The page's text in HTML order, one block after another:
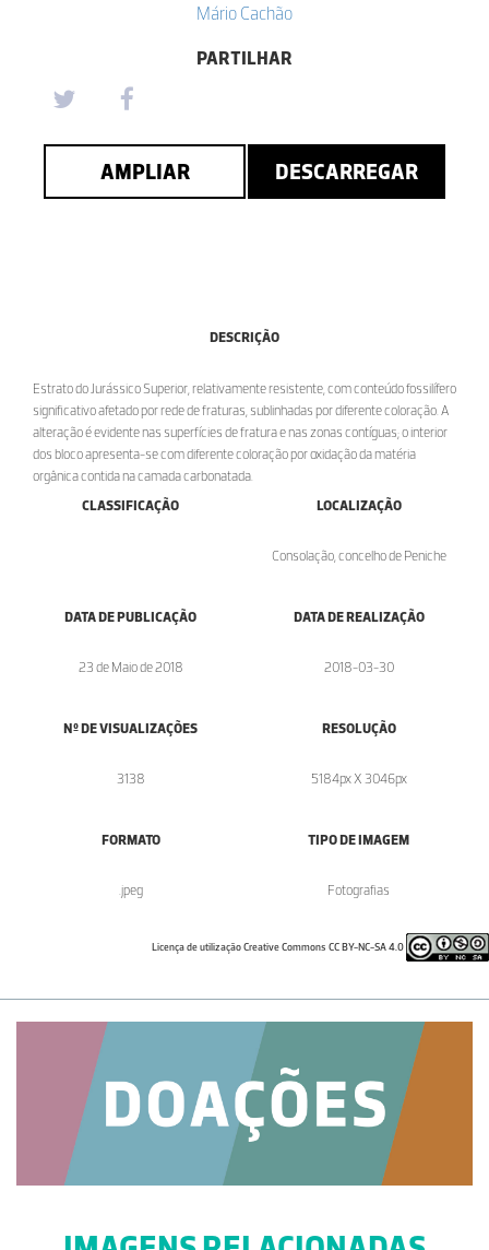
Mário Cachão
PARTILHAR
AMPLIAR DESCARREGAR
DESCRIÇÃO
Estrato do Jurássico Superior, relativamente resistente, com conteúdo fossilífero
significativo afetado por rede de fraturas, sublinhadas por diferente coloração. A
alteração é evidente nas superfícies de fratura e nas zonas contíguas; o interior
dos bloco apresenta-se com diferente coloração por oxidação da matéria
orgânica contida na camada carbonatada.
CLASSIFICAÇÃO
LOCALIZAÇÃO
Consolação, concelho de Peniche
DATA DE PUBLICAÇÃO
23 de Maio de 2018
DATA DE REALIZAÇÃO
2018-03-30
Nº DE VISUALIZAÇÕES
3138
RESOLUÇÃO
5184px X 3046px
FORMATO
.jpeg
TIPO DE IMAGEM
Fotografias
Licença de utilização Creative Commons CC BY-NC-SA 4.0